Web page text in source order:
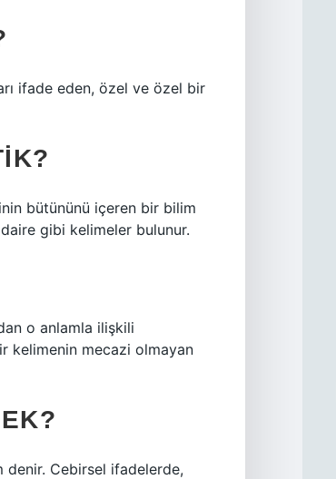
ifade eden, özel ve özel bir
bütününü içeren bir bilim
gibi kelimeler bulunur.
o anlamla ilişkili
kelimenin mecazi olmayan
denir. Cebirsel ifadelerde,